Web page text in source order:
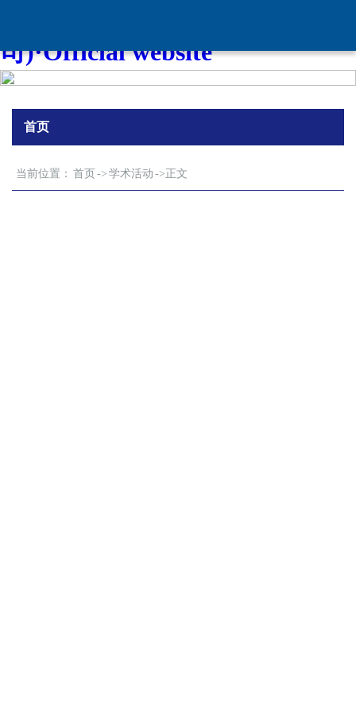
司)·Official website
首页
当前位置： 首页 -> 学术活动 -> 正文